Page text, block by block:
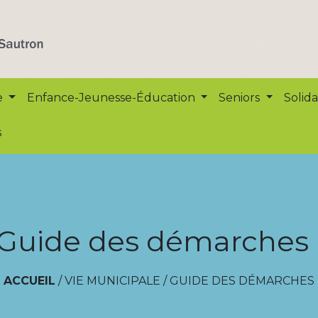
Enfance-Jeunesse-Éducation Seniors
des démarches
ACCUEIL /VIE MUNICIPALE / GUIDE DES DÉMARCHES